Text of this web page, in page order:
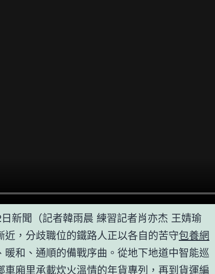
新聞（記者韓雨晨 練習記者肖亦杰 王婧瑜
近，分歧職位的鐵路人正以各自的苦守包養網
暖和、通順的備戰序曲。從地下地道中智能巡
車廂里承載炊火溫情的年貨專列，再到貨運編